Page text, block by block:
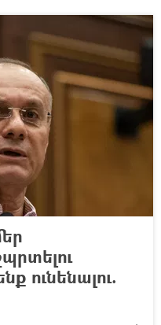
ունենալու.